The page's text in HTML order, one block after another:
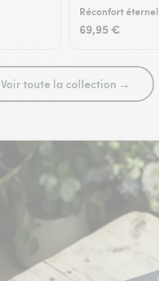
Réconfort éternel
69,95 €
Voir toute la collection →